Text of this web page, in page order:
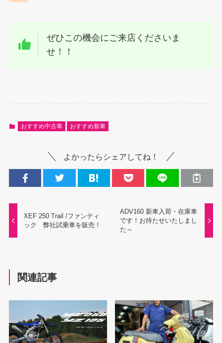
ぜひこの機会にご来店くださいま
せ！！
おすすめ中古車 おすすめ新車
よかったらシェアしてね！
XEF 250 Trail /ファンティ
ック 弊社試乗車を販売！
ADV160 新車入荷・在庫車
です！お待たせいたしまし
た～
関連記事